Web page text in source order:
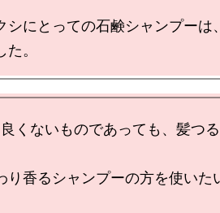
シにとっての石鹸シャンプーは
くないものであっても、髪つ
り香るシャンプーの方を使いた